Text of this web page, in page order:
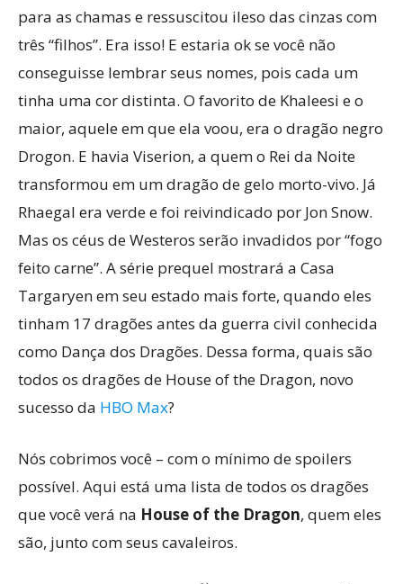
para as chamas e ressuscitou ileso das cinzas com
três “filhos”. Era isso! E estaria ok se você não
conseguisse lembrar seus nomes, pois cada um
tinha uma cor distinta. O favorito de Khaleesi e o
maior, aquele em que ela voou, era o dragão negro
Drogon. E havia Viserion, a quem o Rei da Noite
transformou em um dragão de gelo morto-vivo. Já
Rhaegal era verde e foi reivindicado por Jon Snow.
Mas os céus de Westeros serão invadidos por “fogo
feito carne”. A série prequel mostrará a Casa
Targaryen em seu estado mais forte, quando eles
tinham 17 dragões antes da guerra civil conhecida
como Dança dos Dragões. Dessa forma, quais são
todos os dragões de House of the Dragon, novo
sucesso da HBO Max?
Nós cobrimos você – com o mínimo de spoilers
possível. Aqui está uma lista de todos os dragões
que você verá na House of the Dragon, quem eles
são, junto com seus cavaleiros.